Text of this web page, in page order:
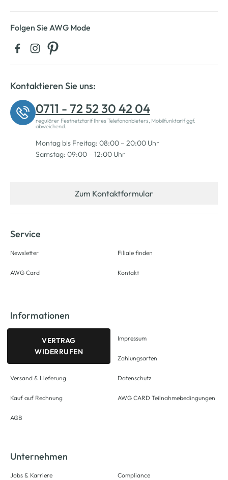
Folgen Sie AWG Mode
Kontaktieren Sie uns:
0711 - 72 52 30 42 04
regulärer Festnetztarif Ihres Telefonanbieters, Mobilfunktarif ggf.
abweichend.
Montag bis Freitag: 08:00 – 20:00 Uhr
Samstag: 09:00 – 12:00 Uhr
Zum Kontaktformular
Service
Newsletter
AWG Card
Filiale finden
Kontakt
Informationen
VERTRAG
WIDERRUFEN
Versand & Lieferung
Kauf auf Rechnung
AGB
Impressum
Zahlungsarten
Datenschutz
AWG CARD Teilnahmebedingungen
Unternehmen
Jobs & Karriere Compliance